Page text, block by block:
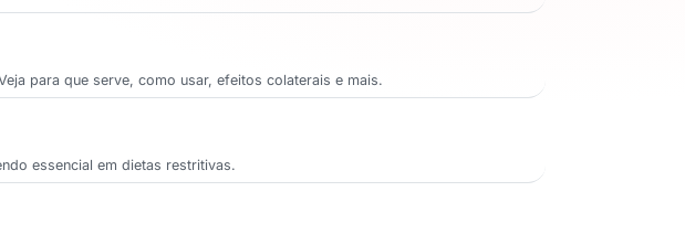
para que serve, como usar, efeitos colaterais e mais.
essencial em dietas restritivas.